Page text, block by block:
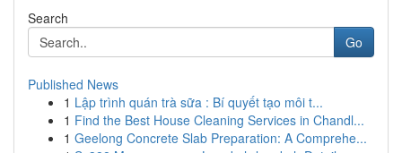
Search
Go
Published News
1 Lập trình quán trà sữa : Bí quyết tạo môi t...
1 Find the Best House Cleaning Services in Chandl...
1 Geelong Concrete Slab Preparation: A Comprehe...